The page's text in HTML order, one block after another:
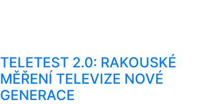
TELETEST 2.0: RAKOUSKÉ
MĚŘENÍ TELEVIZE NOVÉ
GENERACE